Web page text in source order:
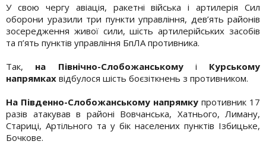
У свою чергу авіація, ракетні війська і артилерія Сил
оборони уразили три пункти управління, дев’ять районів
зосередження живої сили, шість артилерійських засобів
та п’ять пунктів управління БпЛА противника.
Так, на Північно-Слобожанськомуі Курському
напрямках відбулося шість боєзіткнень з противником.
На Південно-Слобожанському напрямку противник 17
разів атакував в районі Вовчанська, Хатнього, Лиману,
Стариці, Артільного та у бік населених пунктів Ізбицьке,
Бочкове.